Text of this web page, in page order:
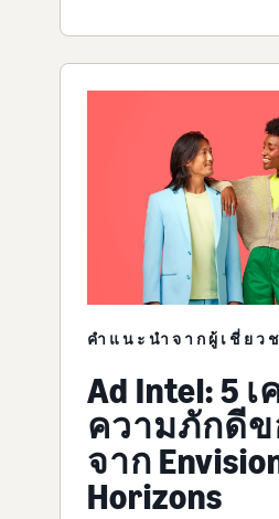
คำแนะนำจากผู้เชี่ยว
Ad Intel: 5
ความภักดีข
จาก
Horizons